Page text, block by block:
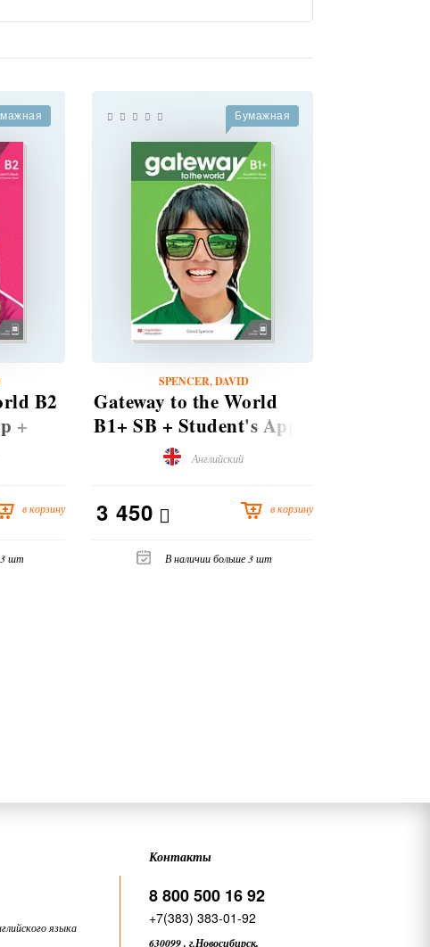
B2
+
в корзину
3 шт
Бумажная
SPENCER, DAVID
Gateway to the World
B1+ SB + Student's App
+ DSB Pk
Английский
3 450 в корзину
В наличии больше 3 шт
языка
Контакты
8 800 500 16 92
+7(383) 383-01-92
630099, г.Новосибирск,